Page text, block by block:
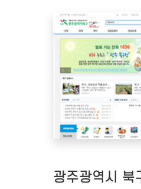
광주광역시 북